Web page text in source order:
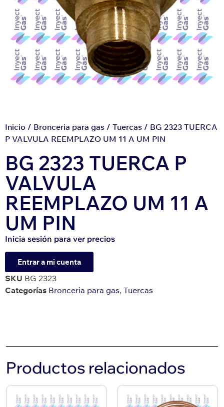
Inicio / Bronceria para gas / Tuercas / BG 2323 TUERCA
P VALVULA REEMPLAZO UM 11 A UM PIN
BG 2323 TUERCA P
VALVULA
REEMPLAZO UM 11 A
UM PIN
Inicia sesión para ver precios
Entrar a mi cuenta
SKU BG 2323
Categorías Bronceria para gas, Tuercas
Productos relacionados